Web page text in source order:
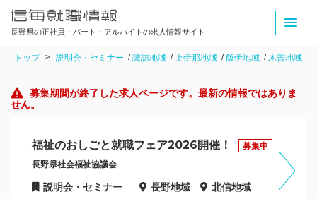
長野県の正社員・パート・アルバイトの求人情報サイト
トップ 説明会・セミナー 諏訪地域 上伊那地域 飯伊地域 木曽地域
募集期間が終了した求人ページです。最新の情報ではありま
せん。
福祉のおしごと就職フェア2026開催！ 募集中
長野県社会福祉協議会
説明会・セミナー 長野地域 北信地域